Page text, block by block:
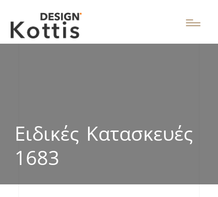
Ειδικές Κατασκευές
1683